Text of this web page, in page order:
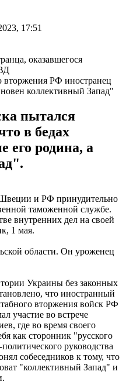
17:51
вторжения РФ иностранец
коллективный Запад"
пытался
в бедах
его родина, а
и РФ принудительно
таможенной службе.
внутренних дел на своей
1 мая.
области. Он уроженец
Украины без законных
что иностранный
вторжения войск РФ
участие во встрече
где во время своего
как сторонник "русского
руководства
собеседников к тому, что
"коллективный Запад" и